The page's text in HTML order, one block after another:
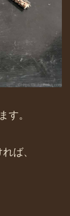
す。
ば、